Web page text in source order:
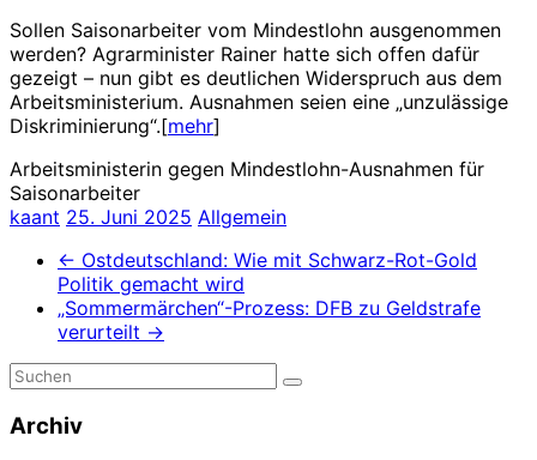
Sollen Saisonarbeiter vom Mindestlohn ausgenommen
werden? Agrarminister Rainer hatte sich offen dafür
gezeigt – nun gibt es deutlichen Widerspruch aus dem
Arbeitsministerium. Ausnahmen seien eine „unzulässige
Diskriminierung“.[mehr]
Arbeitsministerin gegen Mindestlohn-Ausnahmen für
Saisonarbeiter
kaant 25. Juni 2025 Allgemein
← Ostdeutschland: Wie mit Schwarz-Rot-Gold
Politik gemacht wird
„Sommermärchen“-Prozess: DFB zu Geldstrafe
verurteilt →
Archiv